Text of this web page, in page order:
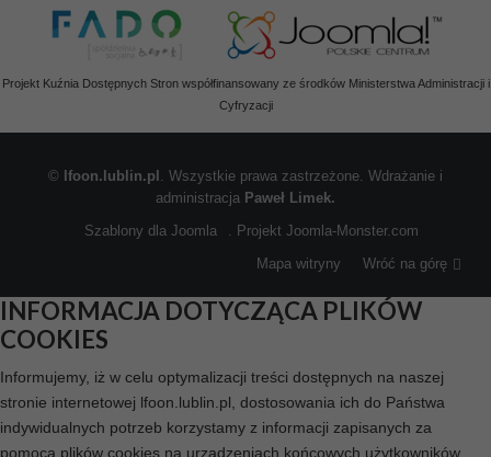
Projekt Kuźnia Dostępnych Stron współfinansowany ze środków Ministerstwa Administracji i
Cyfryzacji
© lfoon.lublin.pl . Wszystkie prawa zastrzeżone. Wdrażanie i
administracja Paweł Limek.
Szablony dla Joomla
. Projekt Joomla-Monster.com
Mapa witryny
Wróć na górę
INFORMACJA DOTYCZĄCA PLIKÓW
COOKIES
Informujemy, iż w celu optymalizacji treści dostępnych na naszej
stronie internetowej lfoon.lublin.pl, dostosowania ich do Państwa
indywidualnych potrzeb korzystamy z informacji zapisanych za
pomocą plików cookies na urządzeniach końcowych użytkowników.